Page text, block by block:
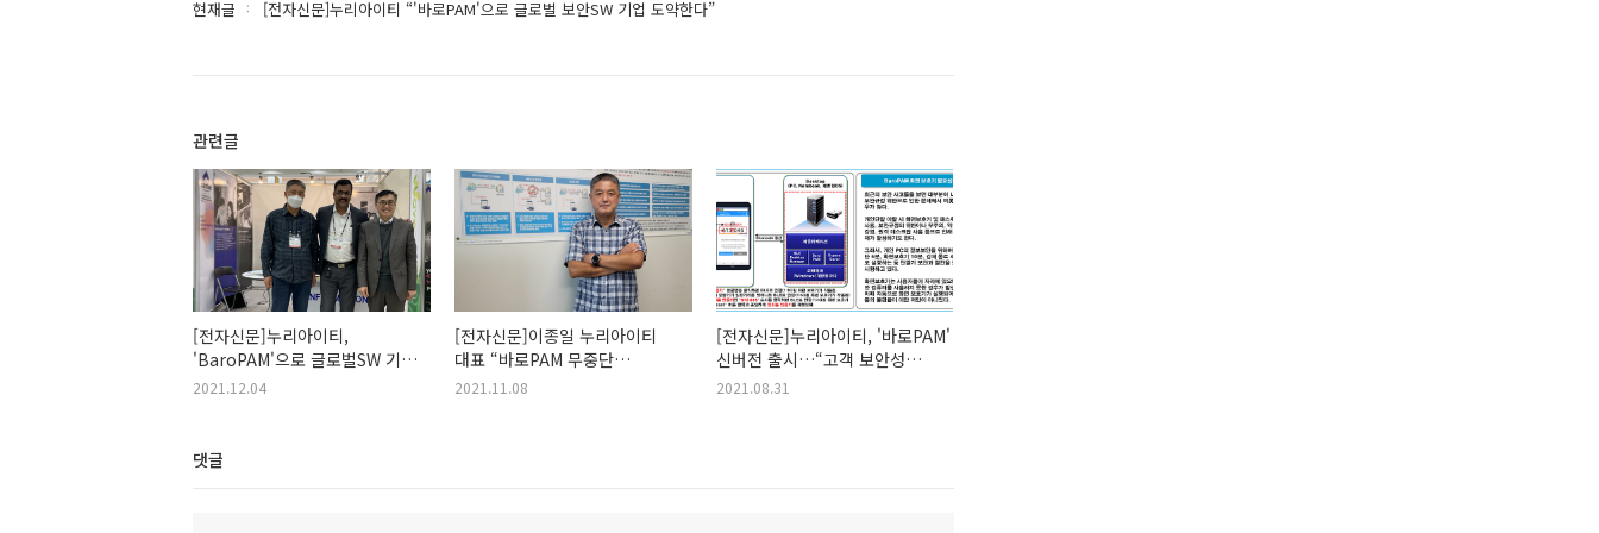
현재글 [전자신문]누리아이티 “'바로PAM'으로 글로벌 보안SW 기업 도약한다”
관련글
[전자신문]누리아이티,
'BaroPAM'으로 글로벌SW 기업
도약
2021.12.04
[전자신문]이종일 누리아이티
대표 “바로PAM 무중단
인증체계로 '철통 보안' 보장”
2021.11.08
[전자신문]누리아이티, '바로PAM'
신버전 출시…“고객 보안성
높인다”
2021.08.31
댓글